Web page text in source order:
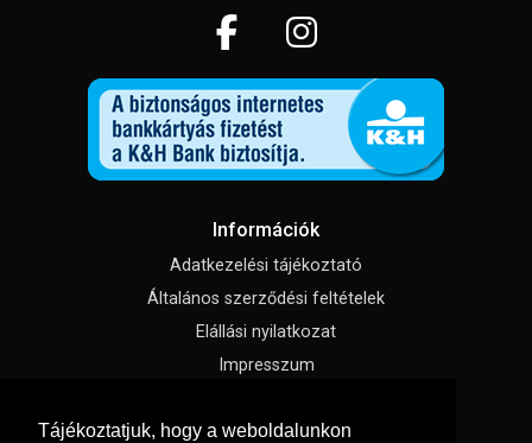
Tájékoztatjuk, hogy a weboldalunkon
Információk
Adatkezelési tájékoztató
Általános szerződési feltételek
Elállási nyilatkozat
Impresszum